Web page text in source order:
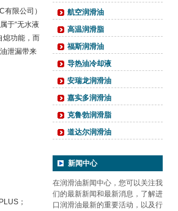
限公司）
于“无水液
熄功能，而
泄漏带来
；
航空润滑油
高温润滑脂
福斯润滑油
导热油冷却液
安瑞龙润滑油
嘉实多润滑油
克鲁勃润滑脂
道达尔润滑油
新闻中心
在润滑油新闻中心，您可以关注我
们的最新新闻和最新消息，了解进
口润滑油最新的重要活动，以及行